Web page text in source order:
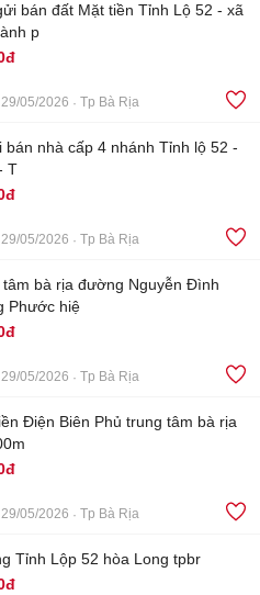
bán đất Mặt tiền Tỉnh Lộ 52 - xã
p
29/05/2026 Tp Bà Rịa
bán nhà cấp 4 nhánh Tỉnh lộ 52 -
T
29/05/2026 Tp Bà Rịa
tâm bà rịa đường Nguyễn Đình
Phước hiệ
29/05/2026 Tp Bà Rịa
Điện Biên Phủ trung tâm bà rịa
29/05/2026 Tp Bà Rịa
Tỉnh Lộp 52 hòa Long tpbr